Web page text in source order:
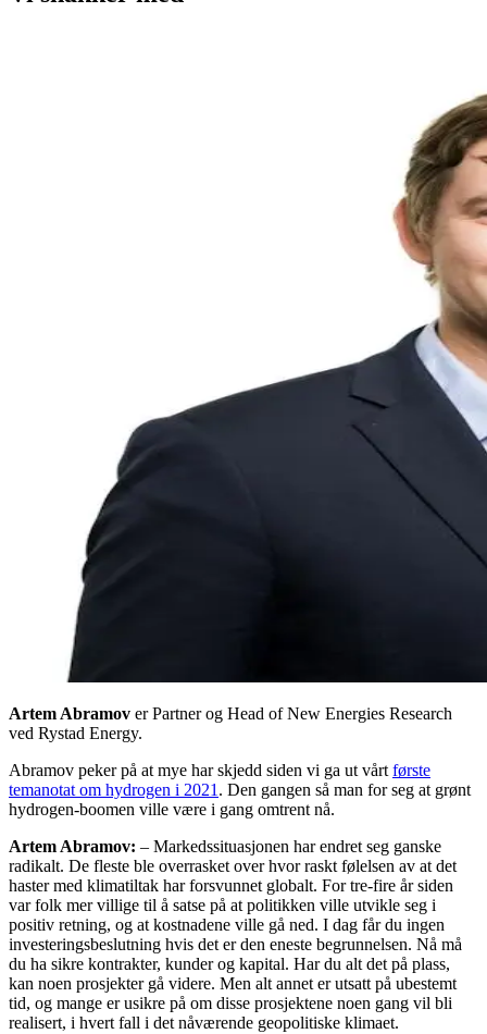
Artem Abramov er Partner og Head of New Energies Research
ved Rystad Energy.
Abramov peker på at mye har skjedd siden vi ga ut vårtførste
temanotat om hydrogen i 2021. Den gangen så man for seg at grønt
hydrogen-boomen ville være i gang omtrent nå.
Artem Abramov: – Markedssituasjonen har endret seg ganske
radikalt. De fleste ble overrasket over hvor raskt følelsen av at det
haster med klimatiltak har forsvunnet globalt. For tre-fire år siden
var folk mer villige til å satse på at politikken ville utvikle seg i
positiv retning, og at kostnadene ville gå ned. I dag får du ingen
investeringsbeslutning hvis det er den eneste begrunnelsen. Nå må
du ha sikre kontrakter, kunder og kapital. Har du alt det på plass,
kan noen prosjekter gå videre. Men alt annet er utsatt på ubestemt
tid, og mange er usikre på om disse prosjektene noen gang vil bli
realisert, i hvert fall i det nåværende geopolitiske klimaet.